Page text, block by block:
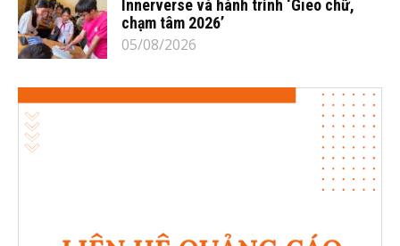
Innerverse và hành trình ‘Gieo chữ,
chạm tâm 2026’
05/08/2026